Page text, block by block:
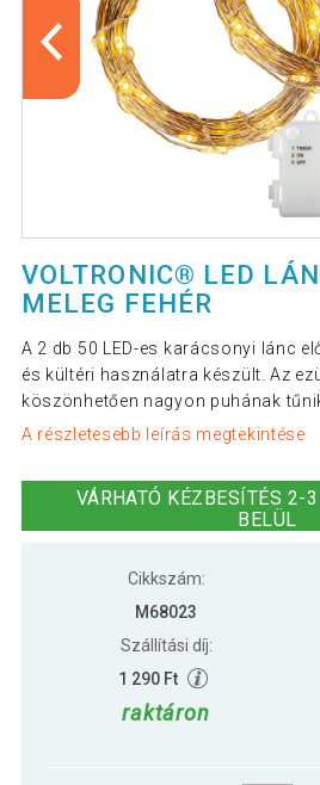
VOLTRONIC® LED
MELEG FEHÉR
A 2 db 50 LED-es karácsonyi lánc
és kültéri használatra készült. Az
köszönhetően nagyon puhának
A részletesebb leírás megtekintése
VÁRHATÓ KÉZBESÍTÉS 2-
BELÜL
Cikkszám:
M68023
Szállítási díj:
1 290 Ft
raktáron